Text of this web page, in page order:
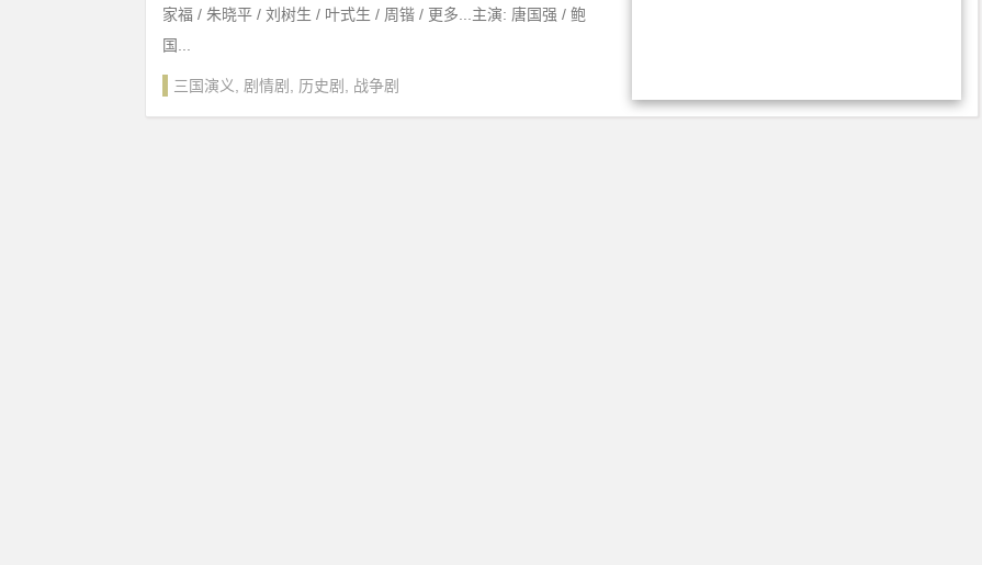
家福 / 朱晓平 / 刘树生 / 叶式生 / 周锴 / 更多...主演: 唐国强 / 鲍
国...
三国演义 剧情剧 历史剧 战争剧